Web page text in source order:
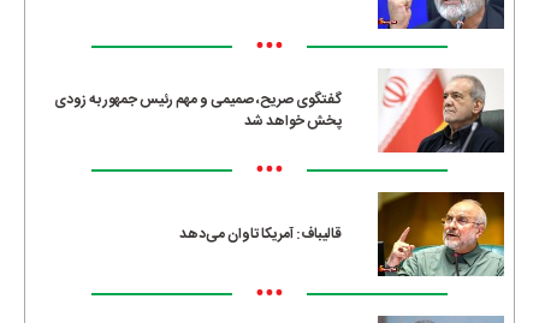
•••
گفتگوی صریح، صمیمی و مهم رئیس جمهور به زودی
پخش خواهد شد
•••
قالیباف: آمریکا تاوان می‌دهد
•••